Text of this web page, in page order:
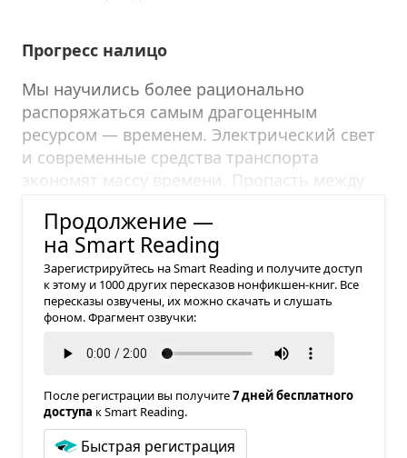
Прогресс налицо
Мы научились более рационально
распоряжаться самым драгоценным
ресурсом — временем. Электрический свет
и современные средства транспорта
экономят массу времени. Пропасть между
Продолжение —
на Smart Reading
Зарегистрируйтесь на Smart Reading и получите доступ
к этому и 1000 других пересказов нонфикшен-книг. Все
пересказы озвучены, их можно скачать и слушать
фоном. Фрагмент озвучки:
После регистрации вы получите7 дней бесплатного
доступа к Smart Reading.
Быстрая регистрация